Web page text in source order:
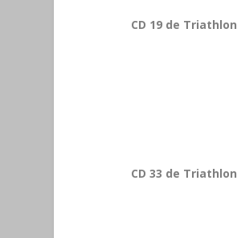
CD 19 de Triathlon
CD 33 de Triathlon